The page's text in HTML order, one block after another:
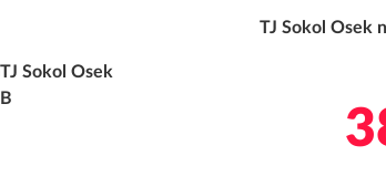
TJ Sokol Osek